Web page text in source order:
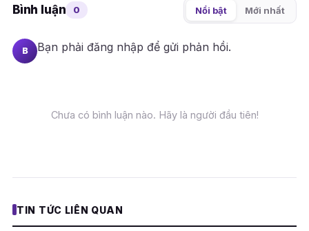
Bình luận 0 Nổi bật Mới nhất
B Bạn phải đăng nhập để gửi phản hồi.
Chưa có bình luận nào. Hãy là người đầu tiên!
TIN TỨC LIÊN QUAN